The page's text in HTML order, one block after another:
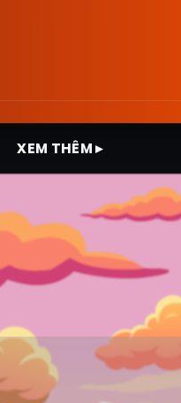
XEM THÊM ▸